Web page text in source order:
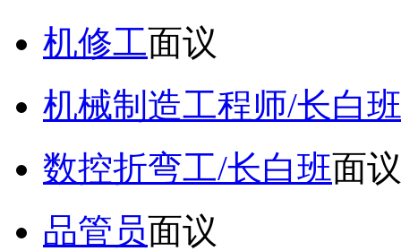
机修工面议
机械制造工程师/长白班
数控折弯工/长白班面议
品管员面议